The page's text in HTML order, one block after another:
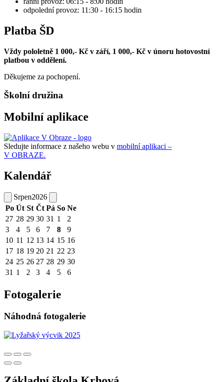
odpolední provoz: 11:30 - 16:15 hodin
Platba ŠD
Vždy pololetně 1 000,- Kč v září, 1 000,- Kč v únoru hotovostní
platbou v oddělení.
Děkujeme za pochopení.
Školní družina
Mobilní aplikace
Sledujte informace z našeho webu v mobilní aplikaci –
V OBRAZE.
Kalendář
Srpen2026
Po Út St Čt Pá So Ne
27 28 29 30 31 1
2
3
4 5 6 7 8
9
10 11 12 13 14 15 16
17 18 19 20 21 22 23
24 25 26 27 28 29 30
31 1 2 3 4 5 6
Fotogalerie
Náhodná fotogalerie